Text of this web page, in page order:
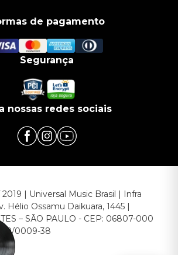
de pagamento
Segurança
nossas redes sociais
| Universal Music Brasil | Infra
Hélio Ossamu Daikuara, 1445 |
– SÃO PAULO - CEP: 06807-000
0009-38